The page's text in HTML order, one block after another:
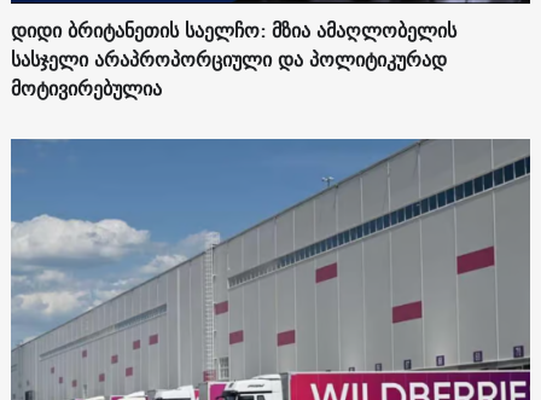
დიდი ბრიტანეთის საელჩო: მზია ამაღლობელის
სასჯელი არაპროპორციული და პოლიტიკურად
მოტივირებულია